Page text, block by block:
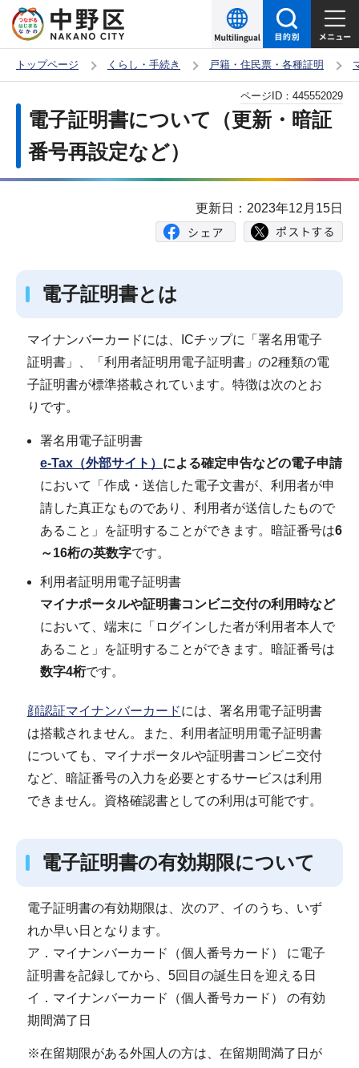
の
ー
トップページ くらし・手続き 戸籍・住民票・各種証明
か
電子証明書について（更新・暗証
番号再設定など）
ページID： 445552029
更新日：2023年12月15日
電子証明書とは
マイナンバーカードには、ICチップに「署名用電子
証明書」、「利用者証明用電子証明書」の2種類の電
子証明書が標準搭載されています。特徴は次のとお
りです。
署名用電子証明書
e-Tax （外部サイト） による確定申告などの電子申請
において「作成・送信した電子文書が、利用者が申
請した真正なものであり、利用者が送信したもので
あること」を証明することができます。暗証番号は6
～16桁の英数字です。
利用者証明用電子証明書
マイナポータルや証明書コンビニ交付の利用時など
において、端末に「ログインした者が利用者本人で
あること」を証明することができます。暗証番号は
数字4桁です。
顔認証マイナンバーカードには、署名用電子証明書
は搭載されません。また、利用者証明用電子証明書
についても、マイナポータルや証明書コンビニ交付
など、暗証番号の入力を必要とするサービスは利用
できません。資格確認書としての利用は可能です。
電子証明書の有効期限について
電子証明書の有効期限は、次のア、イのうち、いず
れか早い日となります。
ア．マイナンバーカード（個人番号カード） に電子
証明書を記録してから、5回目の誕生日を迎える日
イ．マイナンバーカード（個人番号カード） の有効
期間満了日
※在留期限がある外国人の方は、在留期間満了日が